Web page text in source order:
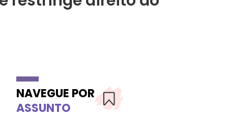
NAVEGUE POR
ASSUNTO